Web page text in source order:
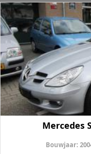
Mercedes
Bouwjaar: